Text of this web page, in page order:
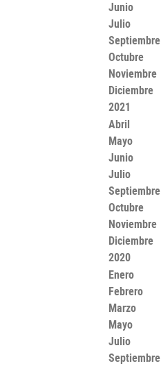
Junio
Julio
Septiembre
Octubre
Noviembre
Diciembre
2021
Abril
Mayo
Junio
Julio
Septiembre
Octubre
Noviembre
Diciembre
2020
Enero
Febrero
Marzo
Mayo
Julio
Septiembre